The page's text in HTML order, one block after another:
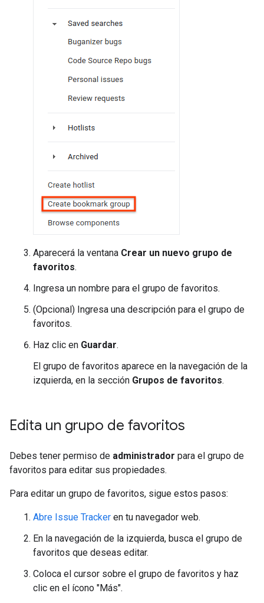
Aparecerá la ventana Crear un nuevo grupo de
favoritos.
Ingresa un nombre para el grupo de favoritos.
(Opcional) Ingresa una descripción para el grupo de
favoritos.
Haz clic en Guardar.
El grupo de favoritos aparece en la navegación de la
izquierda, en la sección Grupos de favoritos.
Edita un grupo de favoritos
Debes tener permiso de administrador para el grupo de
favoritos para editar sus propiedades.
Para editar un grupo de favoritos, sigue estos pasos:
Abre Issue Tracker en tu navegador web.
En la navegación de la izquierda, busca el grupo de
favoritos que deseas editar.
Coloca el cursor sobre el grupo de favoritos y haz
clic en el ícono "Más".